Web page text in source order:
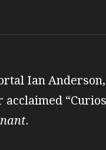
Ian
.